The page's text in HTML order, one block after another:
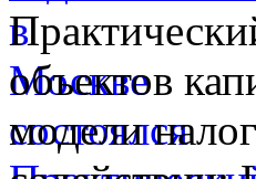
объектов
модели